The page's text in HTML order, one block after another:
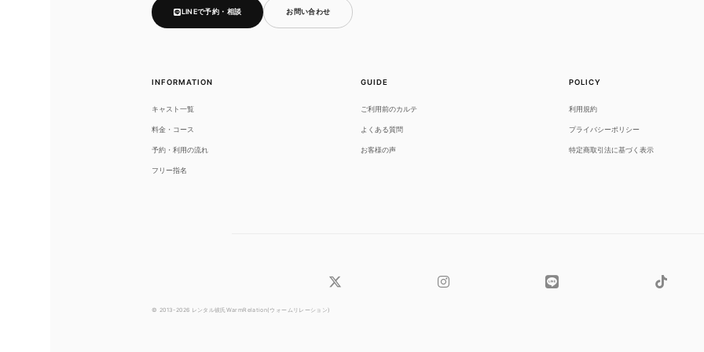
LINEで予約・相談 お問い合わせ
INFORMATION
キャスト一覧
料金・コース
予約・利用の流れ
フリー指名
GUIDE
ご利用前のカルテ
よくある質問
お客様の声
POLICY
利用規約
プライバシーポリシー
特定商取引法に基づく表示
© 2013-2026 レンタル彼氏WarmRelation(ウォームリレーション)